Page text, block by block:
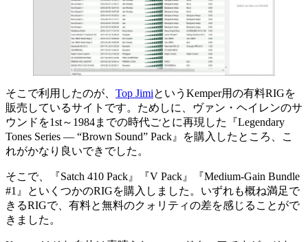
そこで利用したのが、 Top JimiというKemper用の有料RIGを
販売しているサイトです。ためしに、ヴァン・ヘイレンのサ
ウンドを1st～1984までの時代ごとに再現した『Legendary
Tones Series — “Brown Sound” Pack』を購入したところ、こ
れがかなり良いできでした。
そこで、『Satch 410 Pack』『V Pack』『Medium-Gain Bundle
#1』といくつかのRIGを購入しました。いずれも概ね満足で
きるRIGで、有料と無料のクォリティの差を感じることがで
きました。